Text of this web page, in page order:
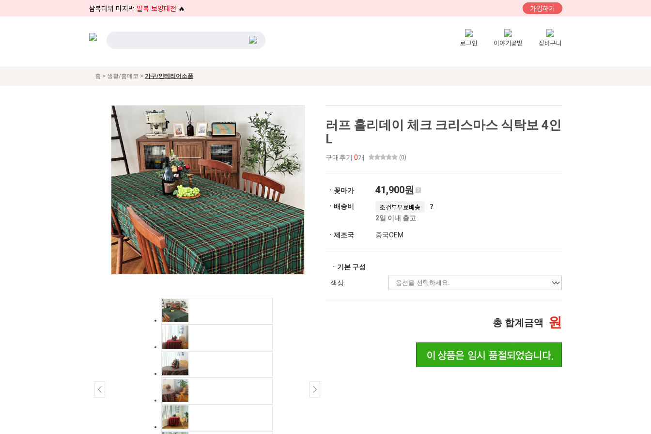
삼복더위 마지막 말복 보양대전 🔥 가입하기
로그인 이야기꽃밭 장바구니
홈 > 생활/홈데코 > 가구/인테리어소품
러프 홀리데이 체크 크리스마스 식탁보 4인
L
구매후기 0개 (0)
ㆍ꽃마가 41,900원
ㆍ배송비 조건부무료배송
2일 이내 출고
ㆍ제조국 중국OEM
ㆍ기본 구성
색상
총 합계금액 원